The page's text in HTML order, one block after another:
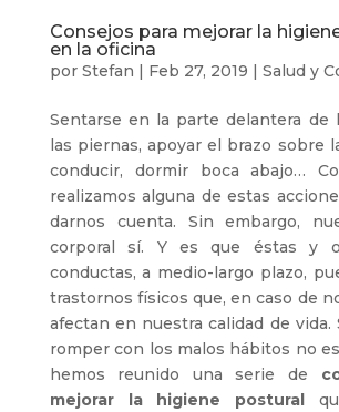
Consejos para mejorar la
en la oficina
por Stefan Feb 27, 2019 Salud y
Sentarse en la parte delantera de
las piernas, apoyar el brazo sobre
conducir, dormir boca abajo…
realizamos alguna de estas
darnos cuenta. Sin embargo,
corporal sí. Y es que éstas y
conductas, a medio-largo plazo,
trastornos físicos que, en caso de
afectan en nuestra calidad de vida.
romper con los malos hábitos no
hemos reunido una serie de
mejorar la higiene postural